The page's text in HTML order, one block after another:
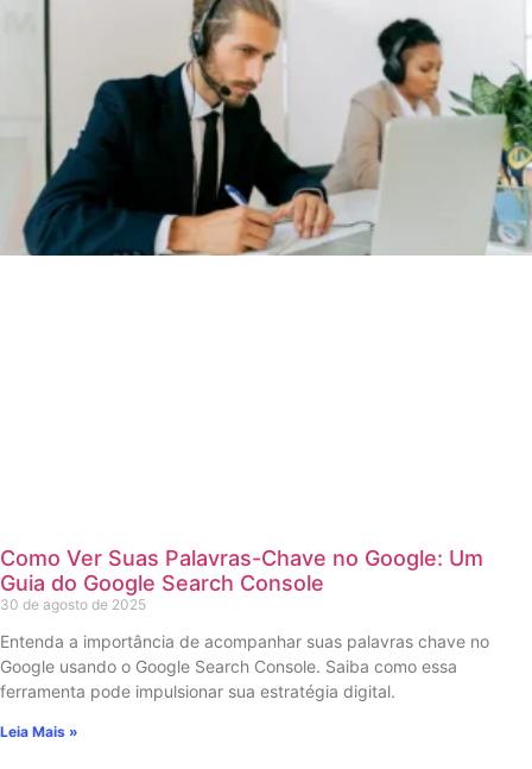
Como Ver Suas Palavras-Chave no Google: Um
Guia do Google Search Console
30 de agosto de 2025
Entenda a importância de acompanhar suas palavras chave no
Google usando o Google Search Console. Saiba como essa
ferramenta pode impulsionar sua estratégia digital.
Leia Mais »